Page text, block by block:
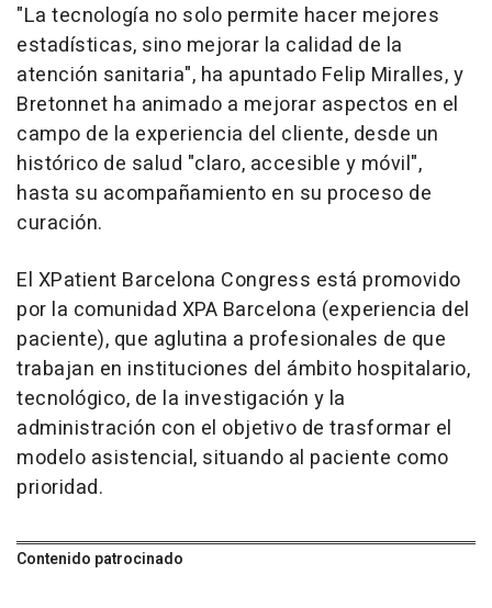
"La tecnología no solo permite hacer mejores
estadísticas, sino mejorar la calidad de la
atención sanitaria", ha apuntado Felip Miralles, y
Bretonnet ha animado a mejorar aspectos en el
campo de la experiencia del cliente, desde un
histórico de salud "claro, accesible y móvil",
hasta su acompañamiento en su proceso de
curación.
El XPatient Barcelona Congress está promovido
por la comunidad XPA Barcelona (experiencia del
paciente), que aglutina a profesionales de que
trabajan en instituciones del ámbito hospitalario,
tecnológico, de la investigación y la
administración con el objetivo de trasformar el
modelo asistencial, situando al paciente como
prioridad.
Contenido patrocinado